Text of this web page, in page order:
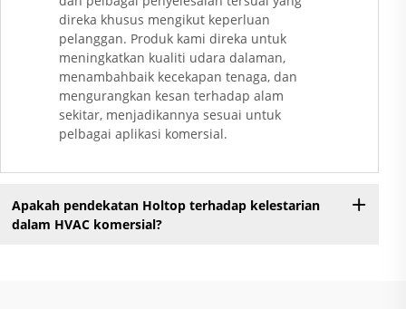
direka khusus mengikut keperluan
pelanggan. Produk kami direka untuk
meningkatkan kualiti udara dalaman,
menambahbaik kecekapan tenaga, dan
mengurangkan kesan terhadap alam
sekitar, menjadikannya sesuai untuk
pelbagai aplikasi komersial.
Apakah pendekatan Holtop terhadap kelestarian
dalam HVAC komersial?